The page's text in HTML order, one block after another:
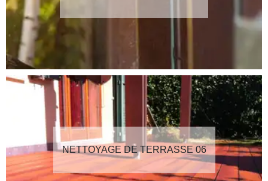
NETTOYAGE DE TERRASSE 06